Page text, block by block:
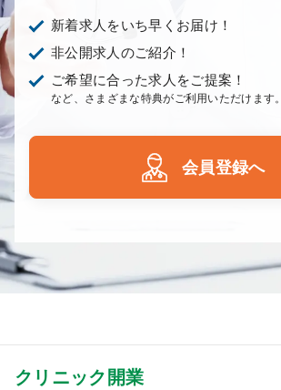
新着求人をいち早くお届け！
非公開求人のご紹介！
ご希望に合った求人をご提案！
など、さまざまな特典がご利用いただけます。
会員登録へ
クリニック開業